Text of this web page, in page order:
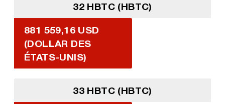
32 HBTC (HBTC)
881 559,16 USD
(DOLLAR DES
ÉTATS-UNIS)
33 HBTC (HBTC)